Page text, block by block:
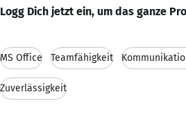
Logg Dich jetzt ein, um das ganze
MS Office Teamfähigkeit
Zuverlässigkeit